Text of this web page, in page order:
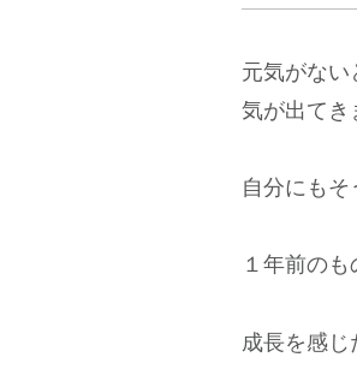
元気がな
気が出てき
自分にも
１年前の
成長を感